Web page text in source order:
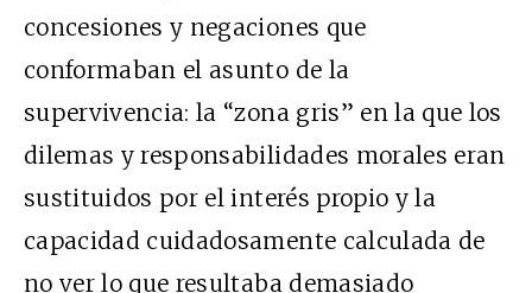
concesiones y negaciones que
conformaban el asunto de la
supervivencia: la “zona gris” en la que los
dilemas y responsabilidades morales eran
sustituidos por el interés propio y la
capacidad cuidadosamente calculada de
no ver lo que resultaba demasiado